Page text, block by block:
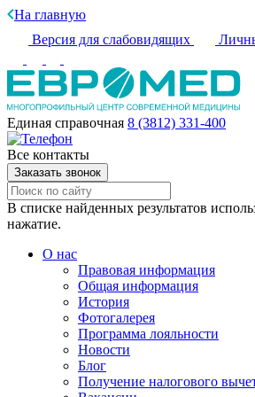
На главную
Версия для слабовидящих
Единая справочная 8 (3812) 331-400
Все контакты
Заказать звонок
В списке найденных результатов
нажатие.
О нас
Правовая информация
Общая информация
История
Фотогалерея
Программа лояльности
Новости
Блог
Получение налогового